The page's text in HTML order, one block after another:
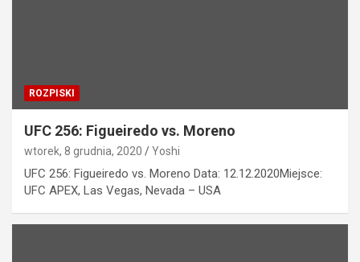
ROZPISKI
UFC 256: Figueiredo vs. Moreno
wtorek, 8 grudnia, 2020 Yoshi
UFC 256: Figueiredo vs. Moreno Data: 12.12.2020Miejsce:
UFC APEX, Las Vegas, Nevada – USA